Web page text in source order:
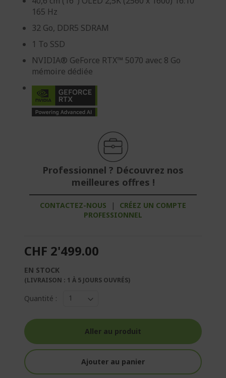
165 Hz
32 Go, DDR5 SDRAM
1 To SSD
NVIDIA® GeForce RTX™ 5070 avec 8 Go
mémoire dédiée
Professionnel ? Découvrez nos
meilleures offres !
CONTACTEZ-NOUS |
CRÉEZ UN COMPTE
PROFESSIONNEL
CHF 2'499.00
EN STOCK
(LIVRAISON : 1 À 5 JOURS OUVRÉS)
Quantité :
Aller au produit
Ajouter au panier